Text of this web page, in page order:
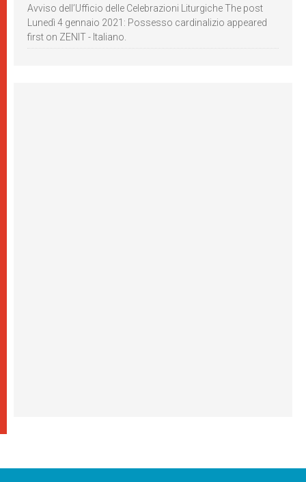
Avviso dell’Ufficio delle Celebrazioni Liturgiche The post
Lunedì 4 gennaio 2021: Possesso cardinalizio appeared
first on ZENIT - Italiano.